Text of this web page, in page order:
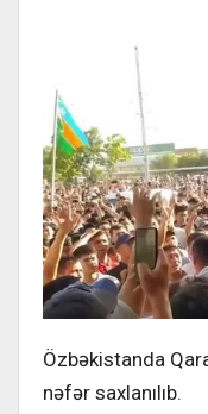
Özbəkistanda
nəfər saxlanılıb.